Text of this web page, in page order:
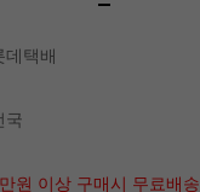
데택배
국
원 이상 구매시 무료배송